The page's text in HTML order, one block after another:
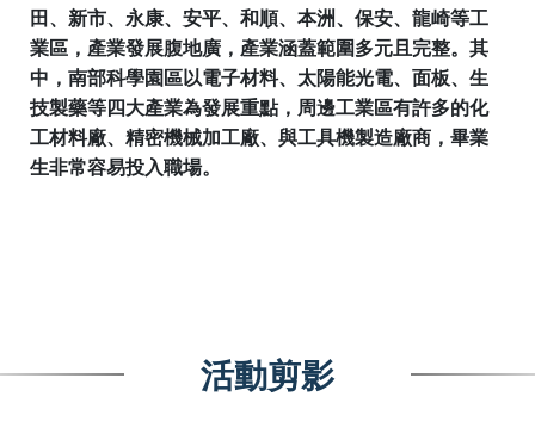
田、新市、永康、安平、和順、本洲、保安、龍崎等工
業區，產業發展腹地廣，產業涵蓋範圍多元且完整。其
中，南部科學園區以電子材料、太陽能光電、面板、生
技製藥等四大產業為發展重點，周邊工業區有許多的化
工材料廠、精密機械加工廠、與工具機製造廠商，畢業
生非常容易投入職場。
活動剪影